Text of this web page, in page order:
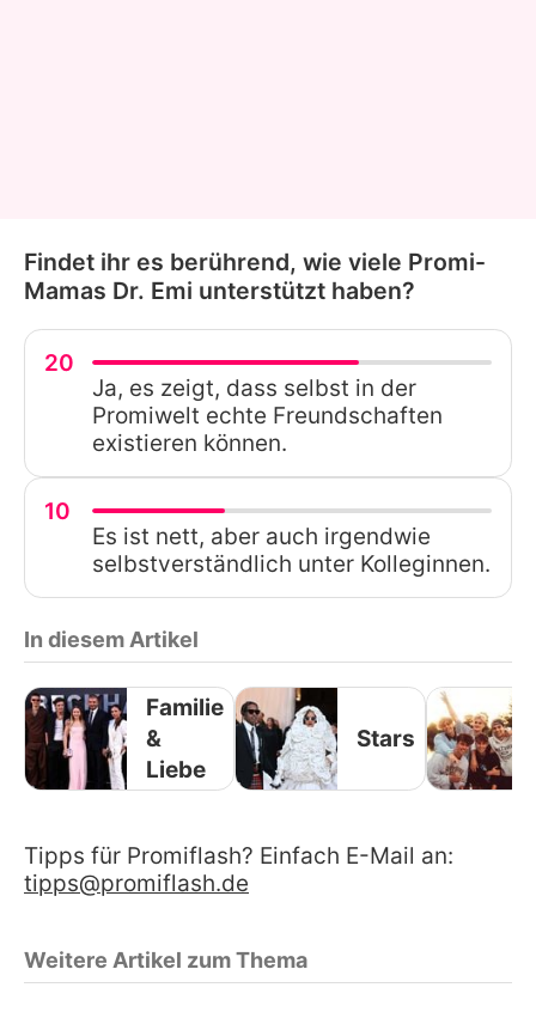
Findet ihr es berührend, wie viele Promi-
Mamas Dr. Emi unterstützt haben?
20
Ja, es zeigt, dass selbst in der
Promiwelt echte Freundschaften
existieren können.
10
Es ist nett, aber auch irgendwie
selbstverständlich unter Kolleginnen.
In diesem Artikel
Familie
&
Liebe
Stars
Tipps für Promiflash? Einfach E-Mail an:
tipps@promiflash.de
Weitere Artikel zum Thema